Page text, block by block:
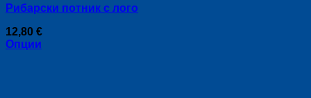
product
page
variants.
options
may
Рибарски потник с лого
12,80 €
Опции